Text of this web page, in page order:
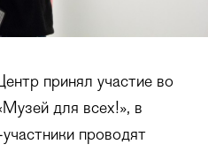
принял участие во
для всех!», в
проводят